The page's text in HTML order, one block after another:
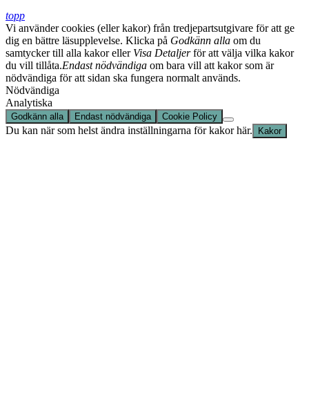
topp
Vi använder cookies (eller kakor) från tredjepartsutgivare för att ge
dig en bättre läsupplevelse. Klicka på Godkänn alla om du
samtycker till alla kakor eller Visa Detaljerför att välja vilka kakor
du vill tillåta.Endast nödvändiga om bara vill att kakor som är
nödvändiga för att sidan ska fungera normalt används.
Nödvändiga
Analytiska
Godkänn alla Endast nödvändiga Cookie Policy
Du kan när som helst ändra inställningarna för kakor här. Kakor